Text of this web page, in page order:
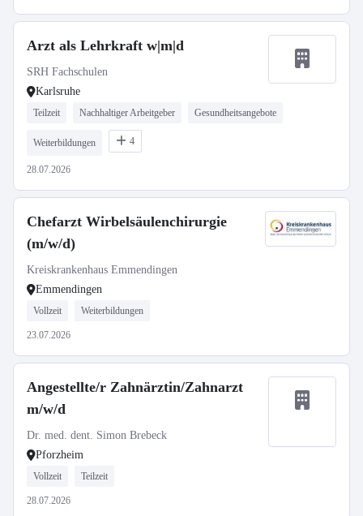
Arzt als Lehrkraft w|m|d
SRH Fachschulen
Karlsruhe
Teilzeit Nachhaltiger Arbeitgeber Gesundheitsangebote
Weiterbildungen 4
28.07.2026
Chefarzt Wirbelsäulenchirurgie
(m/w/d)
Kreiskrankenhaus Emmendingen
Emmendingen
Vollzeit Weiterbildungen
23.07.2026
Angestellte/r Zahnärztin/Zahnarzt
m/w/d
Dr. med. dent. Simon Brebeck
Pforzheim
Vollzeit Teilzeit
28.07.2026